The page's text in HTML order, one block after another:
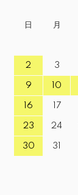
日 月
2 3
9 10
16 17
23 24
30 31